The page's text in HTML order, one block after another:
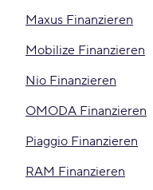
Maxus Finanzieren
Mobilize Finanzieren
Nio Finanzieren
OMODA Finanzieren
Piaggio Finanzieren
RAM Finanzieren